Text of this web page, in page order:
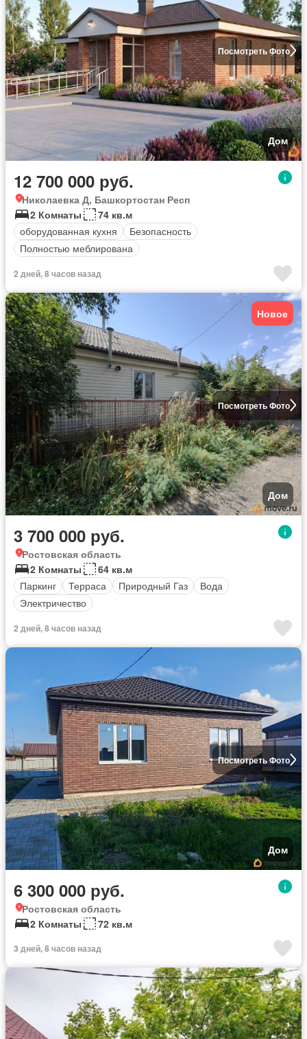
Посмотреть Фото
Дом
12 700 000 руб.
Николаевка Д, Башкортостан Респ
2 Комнаты
74 кв.м
оборудованная кухня
Безопасность
Полностью меблирована
2 дней, 8 часов назад
Посмотреть Фото
Новое
Дом
3 700 000 руб.
Ростовская область
2 Комнаты
64 кв.м
Паркинг
Терраса Природный Газ
Вода
Электричество
2 дней, 8 часов назад
Посмотреть Фото
Дом
6 300 000 руб.
Ростовская область
2 Комнаты
72 кв.м
3 дней, 8 часов назад